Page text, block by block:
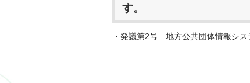
す。
・発議第2号 地方公共団体情報シ